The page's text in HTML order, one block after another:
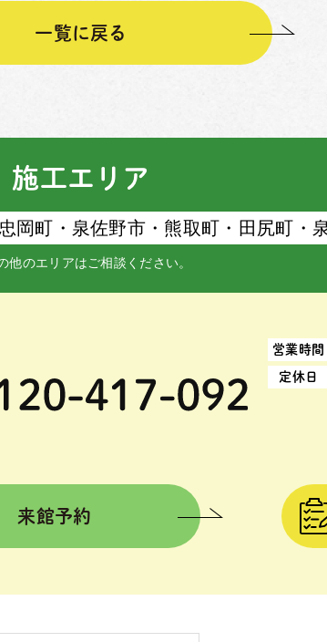
一覧に戻る
施工エリア
岡町・泉佐野市・熊取町・⽥尻町・
他のエリアはご相談ください。
営業時間
定休日
来館予約